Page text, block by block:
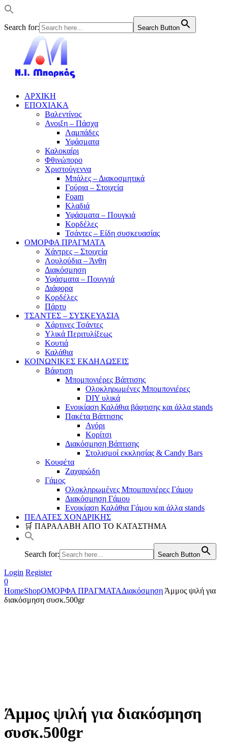
Search for: Search Button
ΑΡΧΙΚΗ
ΕΠΟΧΙΑΚΑ
Βαλεντίνος
Ανοιξη – Πάσχα
Λαμπάδες
Υφάσματα
Καλοκαίρι
Φθινώπορο
Χριστούγεννα
Μπάλες – Διακοσμητικά
Γούρια – Στοιχεία
Foam
Κλαδιά
Υφάσματα – Πουγκιά
Κορδέλες
Τσάντες – Είδη συσκευασίας
ΟΜΟΡΦΑ ΠΡΑΓΜΑΤΑ
Χάντρες – Στοιχεία
Λουλούδια – Άνθη
Διακόσμηση
Υφάσματα – Πουγγιά
Διάφορα
Κορδέλες
Πάρτυ
ΤΣΑΝΤΕΣ – ΣΥΣΚΕΥΑΣΙΑ
Χάρτινες Τσάντες
Υλικά Περιτυλίξεως
Κουτιά
Καλάθια
ΚΟΙΝΩΝΙΚΕΣ ΕΚΔΗΛΩΣΕΙΣ
Βάφτιση
Μπομπονιέρες Βάπτισης
Ολοκληρωμένες Μπομπονιέρες
DIY υλικά
Ενοικίαση Καλάθια βάφτισης και άλλα stands
Πακέτα Βάπτισης
Αγόρι
Κορίτσι
Διακόσμηση Βάπτισης
Στολισμοί εκκλησίας & Candy Bars
Κουφέτα
Ζαχαρώδη
Γάμος
Ολοκληρωμένες Μπομπονιέρες Γάμου
Διακόσμηση Γάμου
Ενοικίαση Καλάθια Γάμου και άλλα stands
ΠΕΛΑΤΕΣ ΧΟΝΔΡΙΚΗΣ
🛒 ΠΑΡΑΛΑΒΗ ΑΠΟ ΤΟ ΚΑΤΑΣΤΗΜΑ
Search for: Search Button
Login Register
0
HomeShopΟΜΟΡΦΑ ΠΡΑΓΜΑΤΑΔιακόσμηση Άμμος ψιλή για
διακόσμηση συσκ.500gr
Άμμος ψιλή για διακόσμηση
συσκ.500gr